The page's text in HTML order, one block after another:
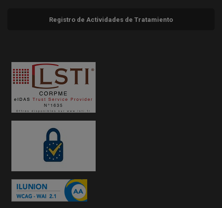
Registro de Actividades de Tratamiento